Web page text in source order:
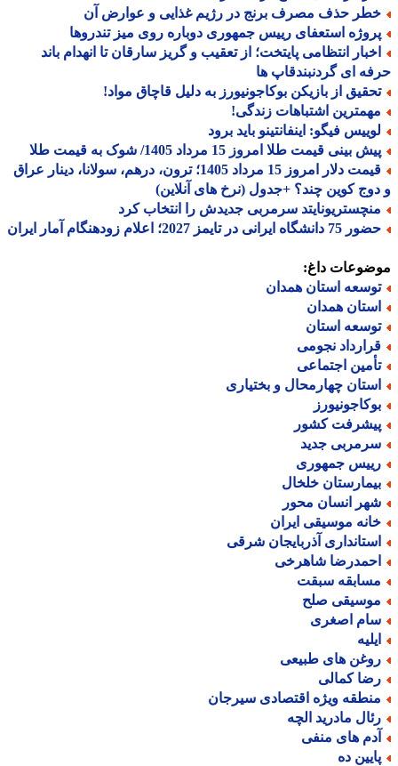
حذف مصرف برنج در رژیم غذایی و عوارض آن
استعفای رییس جمهوری دوباره روی میز تندروها
انتظامی پایتخت؛ از تعقیب و گریز سارقان تا انهدام باند
ای گردنبندقاپ ها
از بازیکن بوکاجونیورز به دلیل قاچاق مواد!
اشتباهات زندگی!
فیگو: اینفانتینو باید برود
بینی قیمت طلا امروز 15 مرداد 1405/ شوک به قیمت طلا
قیمت دلار امروز 15 مرداد 1405؛ ترون، درهم، سولانا، دینار عراق
کوین چند؟ +جدول (نرخ های آنلاین)
سرمربی جدیدش را انتخاب کرد
ایرانی در تایمز 2027؛ اعلام زودهنگام آمار ایران
داغ:
استان همدان
همدان
استان
نجومی
اجتماعی
چهارمحال و بختیاری
کشور
جدید
جمهوری
خلخال
انسان محور
موسیقی ایران
آذربایجان شرقی
شاهرخی
سبقت
صلح
اصغری
های طبیعی
کمالی
ویژه اقتصادی سیرجان
مادرید الچه
های منفی
ده